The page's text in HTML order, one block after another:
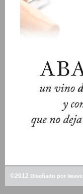
©2012 Diseñado por Iwave